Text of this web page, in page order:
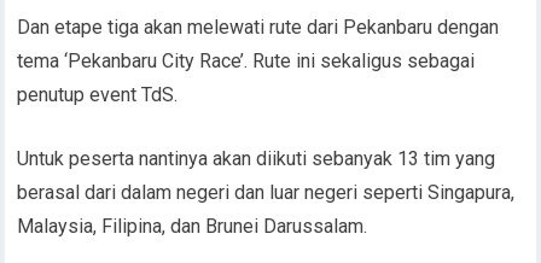
Dan etape tiga akan melewati rute dari Pekanbaru dengan
tema ‘Pekanbaru City Race’. Rute ini sekaligus sebagai
penutup event TdS.
Untuk peserta nantinya akan diikuti sebanyak 13 tim yang
berasal dari dalam negeri dan luar negeri seperti Singapura,
Malaysia, Filipina, dan Brunei Darussalam.